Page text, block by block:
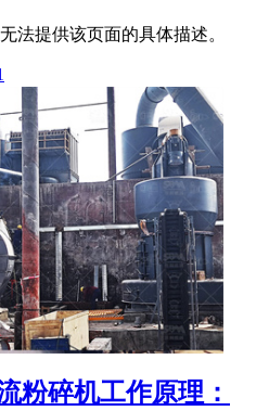
法提供该页面的具体描述。
粉碎机工作原理：